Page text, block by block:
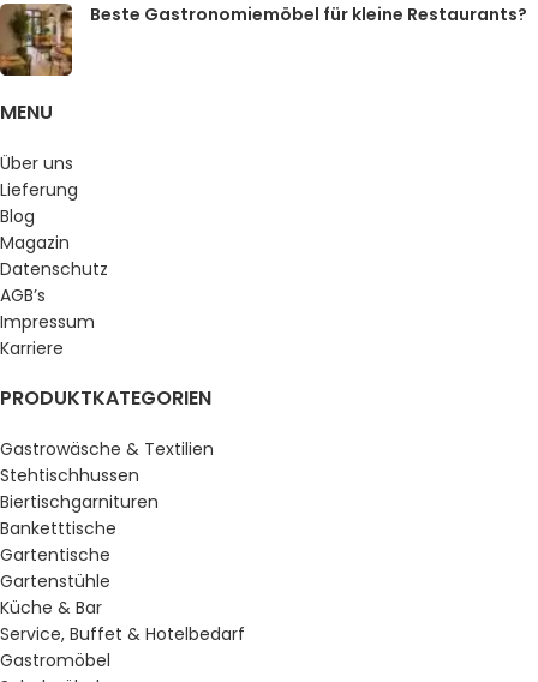
Beste Gastronomiemöbel für kleine Restaurants?
MENU
Über uns
Lieferung
Blog
Magazin
Datenschutz
AGB’s
Impressum
Karriere
PRODUKTKATEGORIEN
Gastrowäsche & Textilien
Stehtischhussen
Biertischgarnituren
Banketttische
Gartentische
Gartenstühle
Küche & Bar
Service, Buffet & Hotelbedarf
Gastromöbel